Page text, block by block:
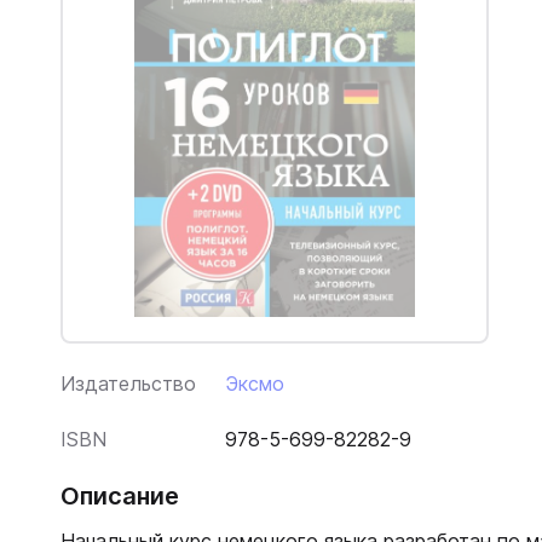
Издательство Эксмо
ISBN 978-5-699-82282-9
Описание